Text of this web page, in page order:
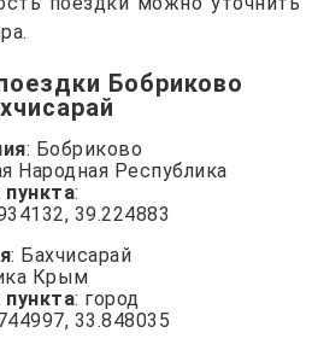
Бобриково
: Бобриково
Народная Республика
пункта:
39.224883
: Бахчисарай
Крым
пункта: город
33.848035